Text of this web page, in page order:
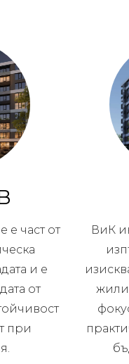
част от
и е
от
при
ВиК